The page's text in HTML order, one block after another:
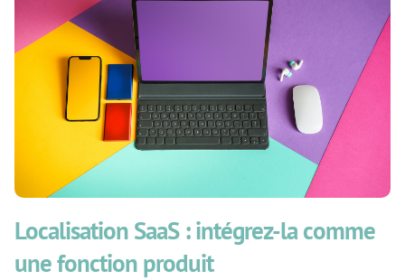
Localisation SaaS : intégrez-la comme
une fonction produit